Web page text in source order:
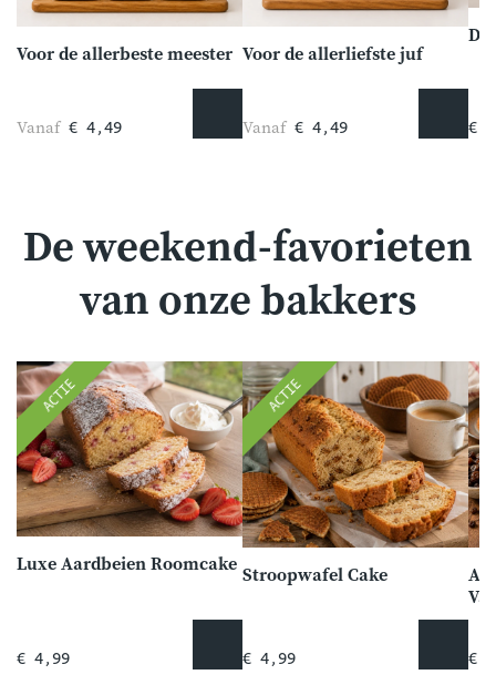
Voor de allerbeste meester
Vanaf € 4,49
Voor de allerliefste juf
Vanaf € 4,49 €
De weekend-favorieten
van onze bakkers
ACTIE
Luxe Aardbeien Roomcake
€ 4,99
ACTIE
Stroopwafel Cake
€ 4,99 €